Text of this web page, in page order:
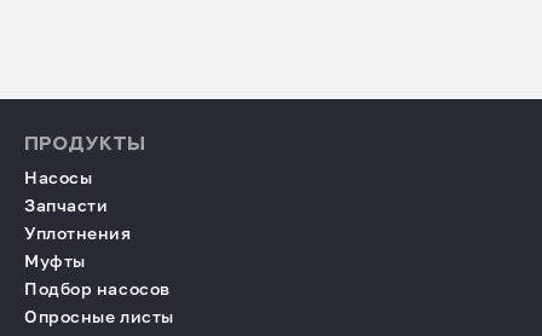
ПРОДУКТЫ
Насосы
Запчасти
Уплотнения
Муфты
Подбор насосов
Опросные листы